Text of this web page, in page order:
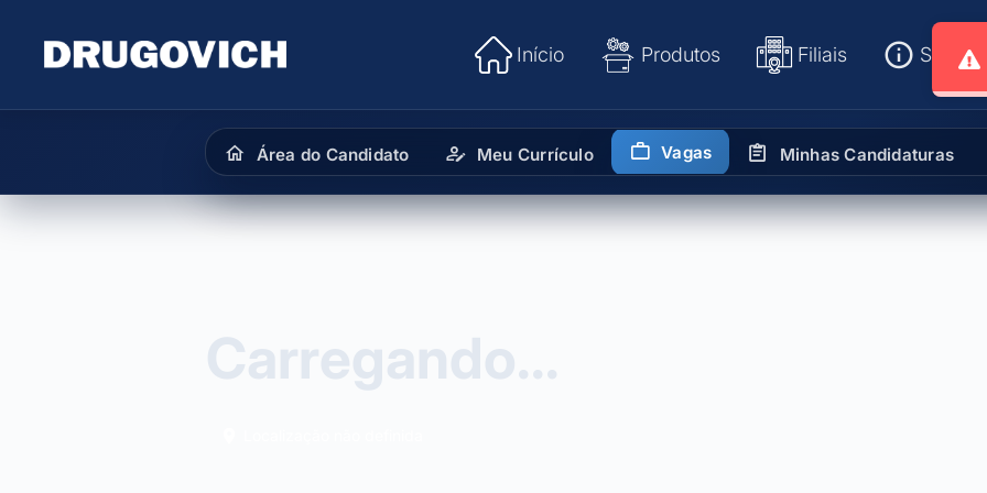
Início Produtos Filiais Sobre
Área do Candidato Meu Currículo Vagas Minhas Candidaturas
Carregando...